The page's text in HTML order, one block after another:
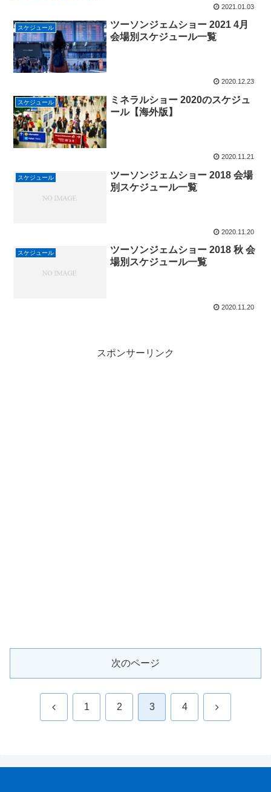
2021.01.03
スケジュール
ツーソンジェムショー 2021 4月
会場別スケジュール一覧
2020.12.23
スケジュール
ミネラルショー 2020のスケジュ
ール【海外版】
2020.11.21
スケジュール
ツーソンジェムショー 2018 会場
別スケジュール一覧
2020.11.20
スケジュール
ツーソンジェムショー 2018 秋 会
場別スケジュール一覧
2020.11.20
スポンサーリンク
次のページ
前 1 2 3 4 次